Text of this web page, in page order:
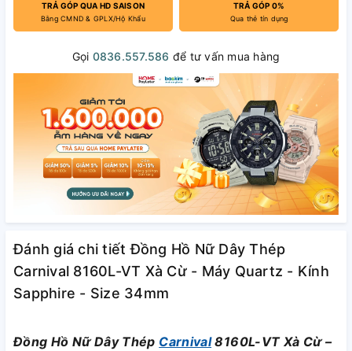
TRẢ GÓP QUA HD SAISON
Bằng CMND & GPLX/Hộ Khẩu
TRẢ GÓP 0%
Qua thẻ tín dụng
Gọi 0836.557.586 để tư vấn mua hàng
Đánh giá chi tiết Đồng Hồ Nữ Dây Thép
Carnival 8160L-VT Xà Cừ - Máy Quartz - Kính
Sapphire - Size 34mm
Đồng Hồ Nữ Dây Thép Carnival8160L-VT Xà Cừ –